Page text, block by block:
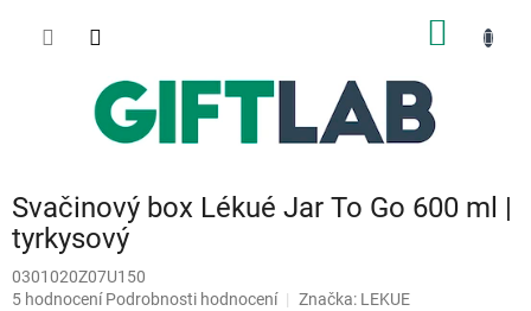
Svačinový box Lékué Jar To Go 600 ml |
tyrkysový
0301020Z07U150
Průměrné
5 hodnocení Podrobnosti hodnocení Značka: LEKUE